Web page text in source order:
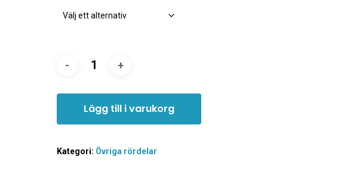
Lägg till i varukorg
Kategori: Övriga rördelar